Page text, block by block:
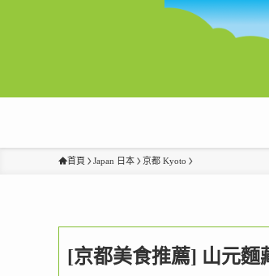
首頁 Japan 日本 京都 Kyoto
[京都美食推薦] 山元麵